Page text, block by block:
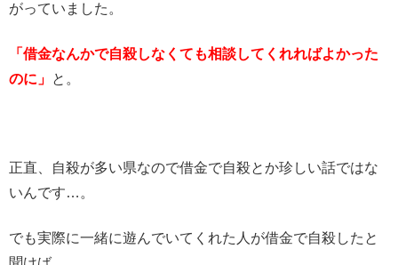
がっていました。
「借金なんかで自殺しなくても相談してくれればよかった
のに」 と。
正直、自殺が多い県なので借金で自殺とか珍しい話ではな
いんです…。
でも実際に一緒に遊んでいてくれた人が借金で自殺したと